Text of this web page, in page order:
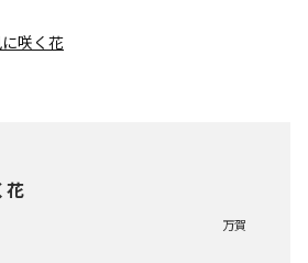
咲く花
花
万賀